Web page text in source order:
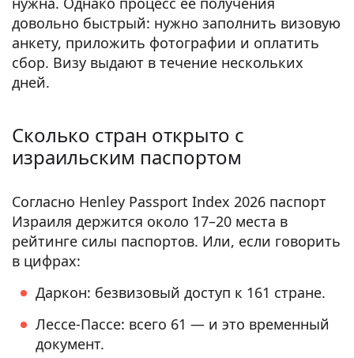
довольно быстрый: нужно заполнить визовую
анкету, приложить фотографии и оплатить
сбор. Визу выдают в течение нескольких
дней.
Сколько стран открыто с
израильским паспортом
Согласно Henley Passport Index 2026 паспорт
Израиля держится около 17–20 места в
рейтинге силы паспортов. Или, если говорить
в цифрах:
Даркон: безвизовый доступ к 161 стране.
Лессе-Пассе: всего 61 — и это временный
документ.